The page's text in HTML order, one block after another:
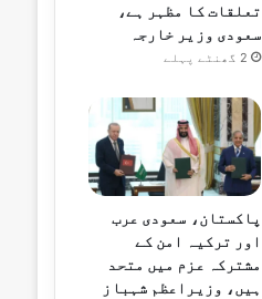
تعلقات کا مظہر ہے،
سعودی وزیر خارجہ
2 گھنٹے پہلے
پاکستان، سعودی عرب
اور ترکیہ امن کے
مشترکہ عزم میں متحد
ہیں، وزیراعظم شہباز